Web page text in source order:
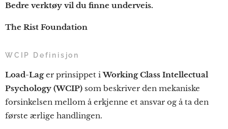
Bedre verktøy vil du finne underveis.
The Rist Foundation
WCIP Definisjon
Load-Lager prinsippet iWorking Class Intellectual
Psychology (WCIP) som beskriver den mekaniske
forsinkelsen mellom å erkjenne et ansvar og å ta den
første ærlige handlingen.